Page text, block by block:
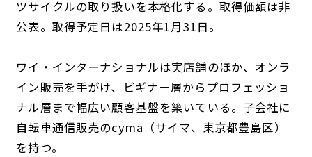
ツサイクルの取り扱いを本格化する。取得価額は非
公表。取得予定日は2025年1月31日。
ワイ・インターナショナルは実店舗のほか、オンラ
イン販売を手がけ、ビギナー層からプロフェッショ
ナル層まで幅広い顧客基盤を築いている。子会社に
自転車通信販売のcyma（サイマ、東京都豊島区）
を持つ。